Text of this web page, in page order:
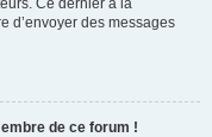
Ce dernier a la
d’envoyer des messages
de ce forum !